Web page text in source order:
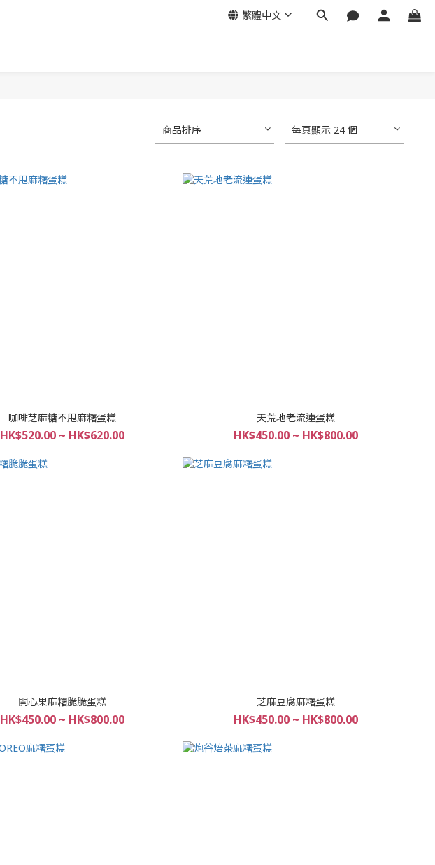
繁體中文
商品排序 每頁顯示 24 個
咖啡芝麻糖不甩麻糬蛋糕
HK$520.00 ~ HK$620.00
天荒地老流連蛋糕
HK$450.00 ~ HK$800.00
開心果麻糬脆脆蛋糕
HK$450.00 ~ HK$800.00
芝麻豆腐麻糬蛋糕
HK$450.00 ~ HK$800.00